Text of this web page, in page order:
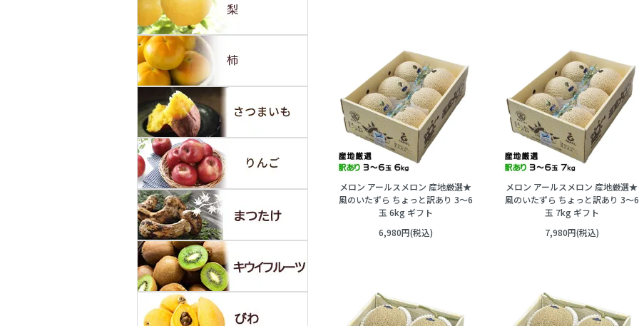
メロン アールスメロン 産地厳選★
風のいたずら ちょっと訳あり 3～6
玉 6kg ギフト
6,980円(税込)
メロン アールスメロン 産地厳選★
風のいたずら ちょっと訳あり 3～6
玉 7kg ギフト
7,980円(税込)